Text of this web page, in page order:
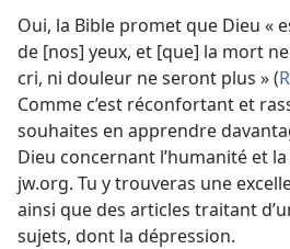
Oui, la Bible promet que Dieu «
de [nos] yeux, et [que] la mort
cri, ni douleur ne seront plus » (
Comme c’est réconfortant et
souhaites en apprendre
Dieu concernant l’humanité et
jw.org. Tu y trouveras une
ainsi que des articles traitant
sujets, dont la dépression.